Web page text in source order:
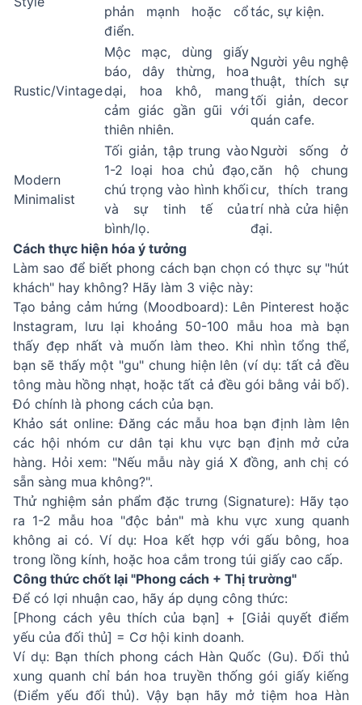
phản mạnh hoặc cổ
điển.
tác, sự kiện.
Rustic/Vintage
Mộc mạc, dùng giấy
báo, dây thừng, hoa
dại, hoa khô, mang
cảm giác gần gũi với
thiên nhiên.
Người yêu nghệ
thuật, thích sự
tối giản, decor
quán cafe.
Modern
Minimalist
Tối giản, tập trung vào
1-2 loại hoa chủ đạo,
chú trọng vào hình khối
và sự tinh tế của
bình/lọ.
Người sống ở
căn hộ chung
cư, thích trang
trí nhà cửa hiện
đại.
Cách thực hiện hóa ý tưởng
Làm sao để biết phong cách bạn chọn có thực sự "hút
khách" hay không? Hãy làm 3 việc này:
Tạo bảng cảm hứng (Moodboard): Lên Pinterest hoặc
Instagram, lưu lại khoảng 50-100 mẫu hoa mà bạn
thấy đẹp nhất và muốn làm theo. Khi nhìn tổng thể,
bạn sẽ thấy một "gu" chung hiện lên (ví dụ: tất cả đều
tông màu hồng nhạt, hoặc tất cả đều gói bằng vải bố).
Đó chính là phong cách của bạn.
Khảo sát online: Đăng các mẫu hoa bạn định làm lên
các hội nhóm cư dân tại khu vực bạn định mở cửa
hàng. Hỏi xem: "Nếu mẫu này giá X đồng, anh chị có
sẵn sàng mua không?".
Thử nghiệm sản phẩm đặc trưng (Signature): Hãy tạo
ra 1-2 mẫu hoa "độc bản" mà khu vực xung quanh
không ai có. Ví dụ: Hoa kết hợp với gấu bông, hoa
trong lồng kính, hoặc hoa cắm trong túi giấy cao cấp.
Công thức chốt lại "Phong cách + Thị trường"
Để có lợi nhuận cao, hãy áp dụng công thức:
[Phong cách yêu thích của bạn] + [Giải quyết điểm
yếu của đối thủ] = Cơ hội kinh doanh.
Ví dụ: Bạn thích phong cách Hàn Quốc (Gu). Đối thủ
xung quanh chỉ bán hoa truyền thống gói giấy kiếng
(Điểm yếu đối thủ). Vậy bạn hãy mở tiệm hoa Hàn